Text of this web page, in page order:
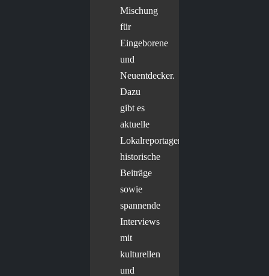
Mischung
für
Eingeborene
und
Neuentdecker.
Dazu
gibt es
aktuelle
Lokalreportagen,
historische
Beiträge
sowie
spannende
Interviews
mit
kulturellen
und